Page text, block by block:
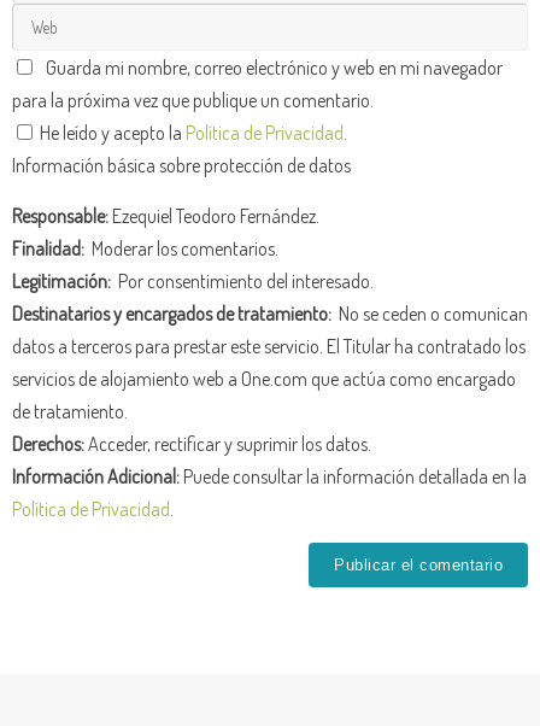
Guarda mi nombre, correo electrónico y web en mi navegador
para la próxima vez que publique un comentario.
He leído y acepto la Política de Privacidad
Información básica sobre protección de datos
Responsable:Ezequiel Teodoro Fernández.
Finalidad: Moderar los comentarios.
Legitimación: Por consentimiento del interesado.
Destinatarios y encargados de tratamiento: No se ceden o comunican
datos a terceros para prestar este servicio. El Titular ha contratado los
servicios de alojamiento web a One.com que actúa como encargado
de tratamiento.
Derechos:Acceder, rectificar y suprimir los datos.
Información Adicional:Puede consultar la información detallada en la
Política de Privacidad